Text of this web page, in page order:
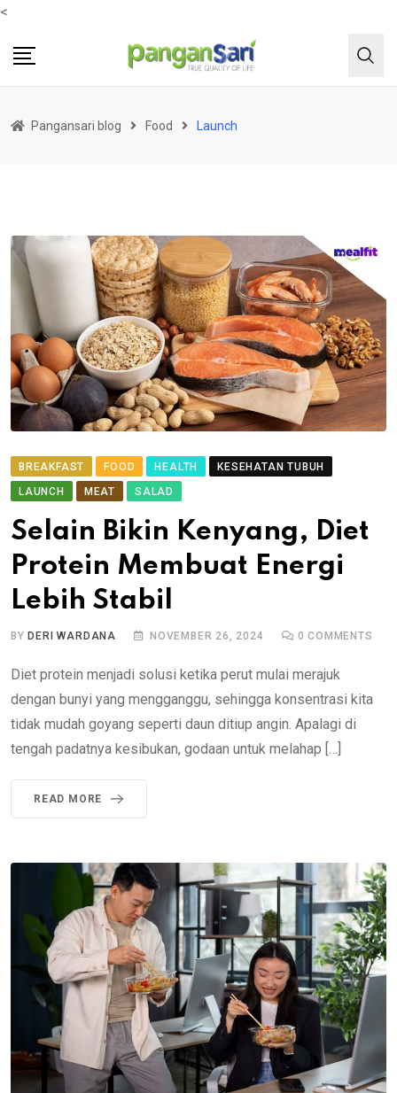
<
Pangansari blog Food Launch
BREAKFAST FOOD HEALTH
KESEHATAN TUBUH
LAUNCH
MEAT SALAD
Selain Bikin Kenyang, Diet
Protein Membuat Energi
Lebih Stabil
BY DERI WARDANA NOVEMBER 26, 2024 0 COMMENTS
Diet protein menjadi solusi ketika perut mulai merajuk
dengan bunyi yang mengganggu, sehingga konsentrasi kita
tidak mudah goyang seperti daun ditiup angin. Apalagi di
tengah padatnya kesibukan, godaan untuk melahap […]
READ MORE